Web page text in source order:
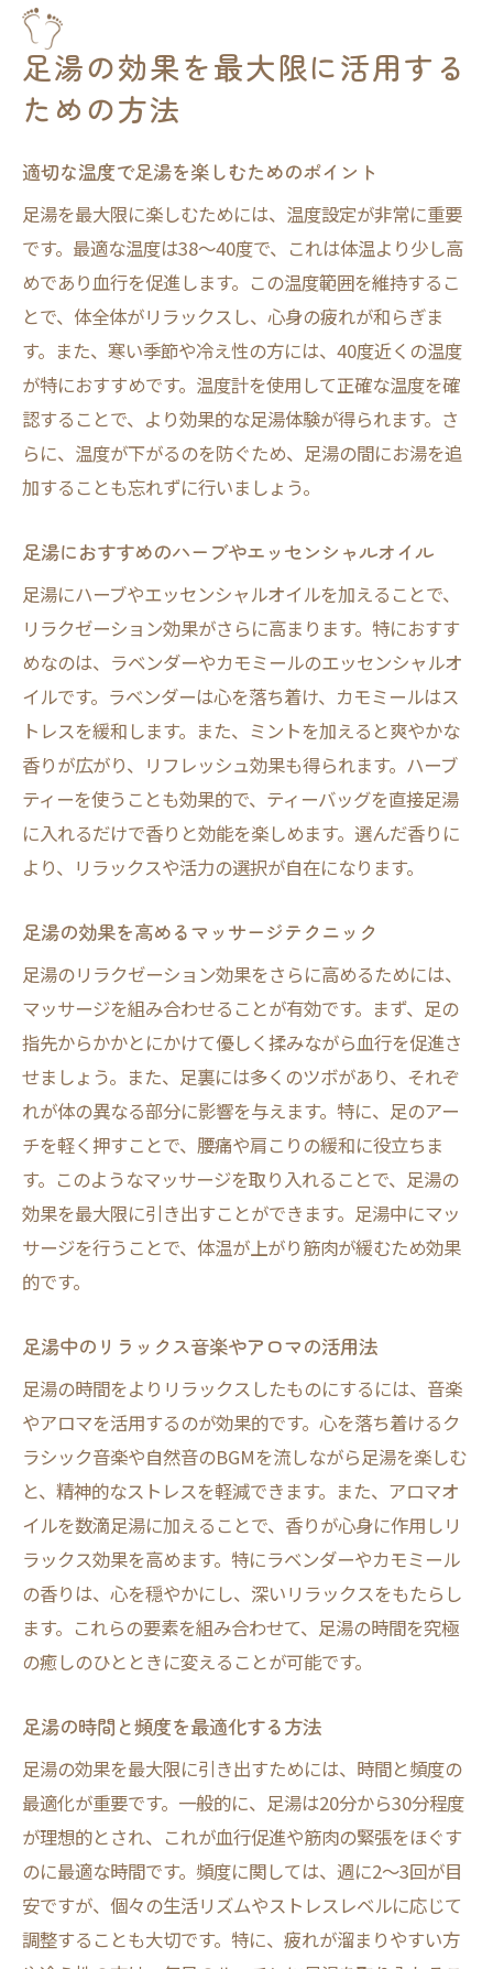
足湯を取り入れたセルフケアの実践例
足湯で心身のバランスを整える日常習慣
朝の足湯で一日をスタートする習慣
夜の足湯で質の良い睡眠を得る方法
週末の足湯で心身をリセットする
足湯を取り入れたヨガや瞑想の実践
家庭での足湯スペースの簡単な作り方
足湯を通じた自己メンテナンスのすすめ
ストレス社会における足湯のリフレッシュ効果
足湯がもたらすストレス解消の科学
職場での簡単な足湯リフレッシュ法
日常の疲れを癒す足湯の力
足湯のリフレッシュ効果を最大化するヒン
ト
デジタルデトックスとしての足湯の活用
足湯で疲れを癒す癒しのリラクゼーション
深いリラクゼーションをもたらす足湯の温
度
足湯による筋肉の緊張緩和メカニズム
足湯と共に行うリラクゼーション呼吸法
足湯でのストレス解消リチュアル
足湯とリラックス音楽の効果的な組み合わ
せ
足湯で得られる心地よい安らぎの秘密
足湯が心に与える安らぎの科学的根拠
心地よい安らぎをもたらす足湯のコツ
足湯の温かさがもたらす心理的効果
足湯による幸福感増進の理由
足湯で心を癒すための環境作り
足湯の安らぎを日常に取り入れる方法
足湯体験で心身の緊張を和らげるメカニズム
血行促進とリラックスの関係性
足湯中の深呼吸で得られるリラックス効果
緊張を和らげる足湯の秘訣
心身の緊張を解消する足湯の実践方法
足湯とマインドフルネスの相乗効果
足裏のツボを刺激して全身の健康を促進する
健康促進に役立つ足裏のツボの位置
足湯とリフレクソロジーの組み合わせの効
足裏ツボ刺激がもたらす全身への影響
足湯による代謝向上と健康維持の仕組み
足湯とツボ刺激で免疫力を高める方法
自宅で簡単に始められる足湯のリラックス効果
自宅で足湯を楽しむための基本ステップ
足湯の準備に必要な道具と材料
初心者でもできる簡単足湯の方法
足湯の効果を最大限に活用する
ための方法
適切な温度で足湯を楽しむためのポイント
足湯を最大限に楽しむためには、温度設定が非常に重要
です。最適な温度は38〜40度で、これは体温より少し高
めであり血行を促進します。この温度範囲を維持するこ
とで、体全体がリラックスし、心身の疲れが和らぎま
す。また、寒い季節や冷え性の方には、40度近くの温度
が特におすすめです。温度計を使用して正確な温度を確
認することで、より効果的な足湯体験が得られます。さ
らに、温度が下がるのを防ぐため、足湯の間にお湯を追
加することも忘れずに行いましょう。
足湯におすすめのハーブやエッセンシャルオイル
足湯にハーブやエッセンシャルオイルを加えることで、
リラクゼーション効果がさらに高まります。特におすす
めなのは、ラベンダーやカモミールのエッセンシャルオ
イルです。ラベンダーは心を落ち着け、カモミールはス
トレスを緩和します。また、ミントを加えると爽やかな
香りが広がり、リフレッシュ効果も得られます。ハーブ
ティーを使うことも効果的で、ティーバッグを直接足湯
に入れるだけで香りと効能を楽しめます。選んだ香りに
より、リラックスや活力の選択が自在になります。
足湯の効果を高めるマッサージテクニック
足湯のリラクゼーション効果をさらに高めるためには、
マッサージを組み合わせることが有効です。まず、足の
指先からかかとにかけて優しく揉みながら血行を促進さ
せましょう。また、足裏には多くのツボがあり、それぞ
れが体の異なる部分に影響を与えます。特に、足のアー
チを軽く押すことで、腰痛や肩こりの緩和に役立ちま
す。このようなマッサージを取り入れることで、足湯の
効果を最大限に引き出すことができます。足湯中にマッ
サージを行うことで、体温が上がり筋肉が緩むため効果
的です。
足湯中のリラックス音楽やアロマの活用法
足湯の時間をよりリラックスしたものにするには、音楽
やアロマを活用するのが効果的です。心を落ち着けるク
ラシック音楽や自然音のBGMを流しながら足湯を楽しむ
と、精神的なストレスを軽減できます。また、アロマオ
イルを数滴足湯に加えることで、香りが心身に作用しリ
ラックス効果を高めます。特にラベンダーやカモミール
の香りは、心を穏やかにし、深いリラックスをもたらし
ます。これらの要素を組み合わせて、足湯の時間を究極
の癒しのひとときに変えることが可能です。
足湯の時間と頻度を最適化する方法
足湯の効果を最大限に引き出すためには、時間と頻度の
最適化が重要です。一般的に、足湯は20分から30分程度
が理想的とされ、これが血行促進や筋肉の緊張をほぐす
のに最適な時間です。頻度に関しては、週に2〜3回が目
安ですが、個々の生活リズムやストレスレベルに応じて
調整することも大切です。特に、疲れが溜まりやすい方